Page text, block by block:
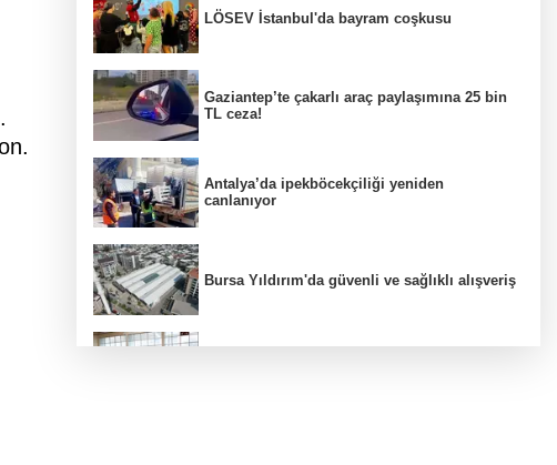
LÖSEV İstanbul'da bayram coşkusu
Gaziantep’te çakarlı araç paylaşımına 25 bin
TL ceza!
Antalya’da ipekböcekçiliği yeniden
canlanıyor
Bursa Yıldırım'da güvenli ve sağlıklı alışveriş